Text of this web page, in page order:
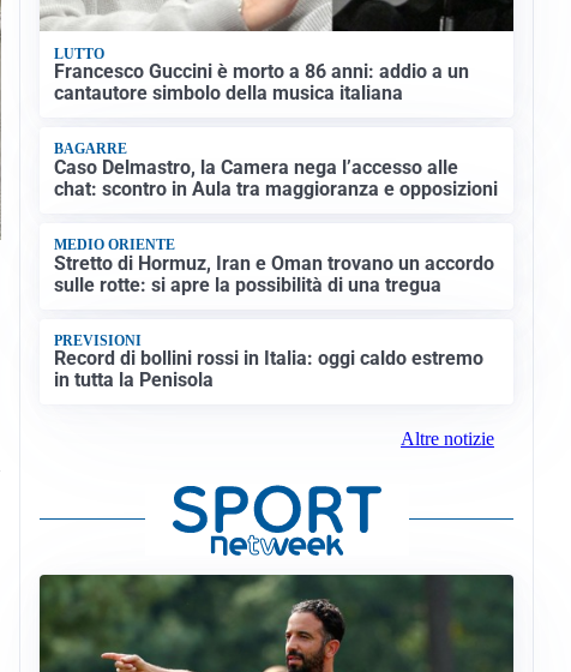
LUTTO
Francesco Guccini è morto a 86 anni: addio a un
cantautore simbolo della musica italiana
BAGARRE
Caso Delmastro, la Camera nega l’accesso alle
chat: scontro in Aula tra maggioranza e opposizioni
MEDIO ORIENTE
Stretto di Hormuz, Iran e Oman trovano un accordo
sulle rotte: si apre la possibilità di una tregua
PREVISIONI
Record di bollini rossi in Italia: oggi caldo estremo
in tutta la Penisola
Altre notizie